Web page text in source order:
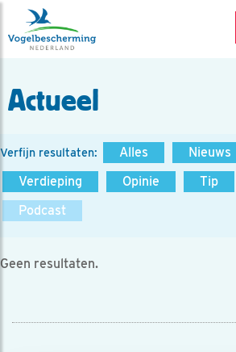
Actueel
Verfijn resultaten: Alles Nieuws
Verdieping
Opinie Tip
Podcast
Geen resultaten.